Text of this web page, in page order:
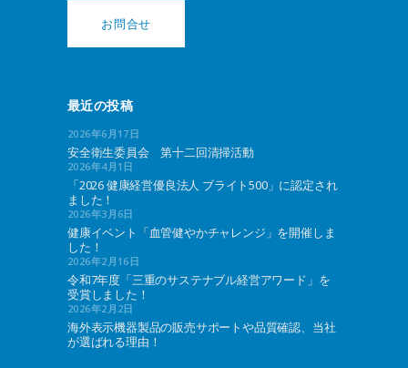
お問合せ
最近の投稿
2026年6月17日
安全衛生委員会 第十二回清掃活動
2026年4月1日
「2026 健康経営優良法人 ブライト500」に認定され
ました！
2026年3月6日
健康イベント「血管健やかチャレンジ」を開催しま
した！
2026年2月16日
令和7年度「三重のサステナブル経営アワード」を
受賞しました！
2026年2月2日
海外表示機器製品の販売サポートや品質確認、当社
が選ばれる理由！